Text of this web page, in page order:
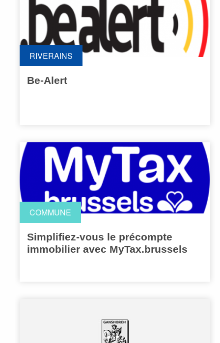
RIVERAINS
Be-Alert
COMMUNE
Simplifiez-vous le précompte
immobilier avec MyTax.brussels